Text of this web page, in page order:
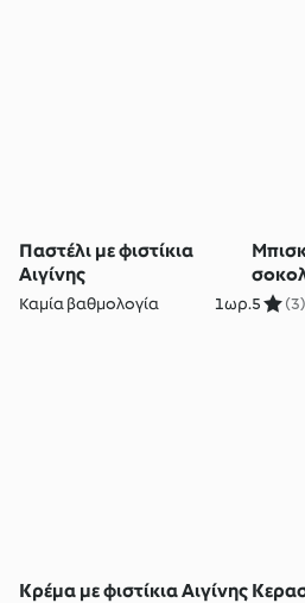
Παστέλι με φιστίκια
Αιγίνης
Καμία βαθμολογία 1ωρ.5 (3)
Κρέμα με φιστίκια Αιγίνης